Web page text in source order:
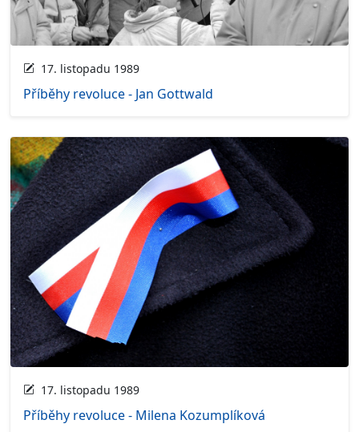
17. listopadu 1989
Příběhy revoluce - Jan Gottwald
17. listopadu 1989
Příběhy revoluce - Milena Kozumplíková